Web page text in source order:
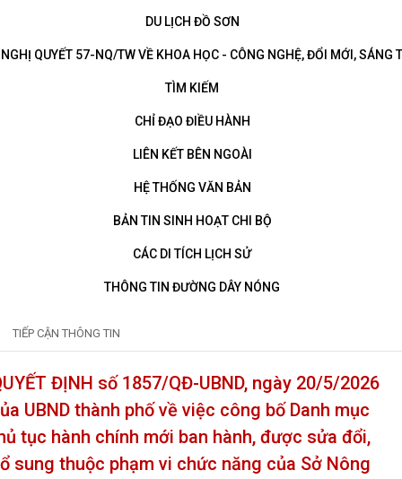
DU LỊCH ĐỒ SƠN
NGHỊ QUYẾT 57-NQ/TW VỀ KHOA HỌC - CÔNG NGHỆ, ĐỔI MỚI, SÁNG
TÌM KIẾM
CHỈ ĐẠO ĐIỀU HÀNH
LIÊN KẾT BÊN NGOÀI
HỆ THỐNG VĂN BẢN
BẢN TIN SINH HOẠT CHI BỘ
CÁC DI TÍCH LỊCH SỬ
THÔNG TIN ĐƯỜNG DÂY NÓNG
TIẾP CẬN THÔNG TIN
ĐỊNH số 1857/QĐ-UBND, ngày 20/5/2026
UBND thành phố về việc công bố Danh mục
tục hành chính mới ban hành, được sửa đổi,
sung thuộc phạm vi chức năng của Sở Nông